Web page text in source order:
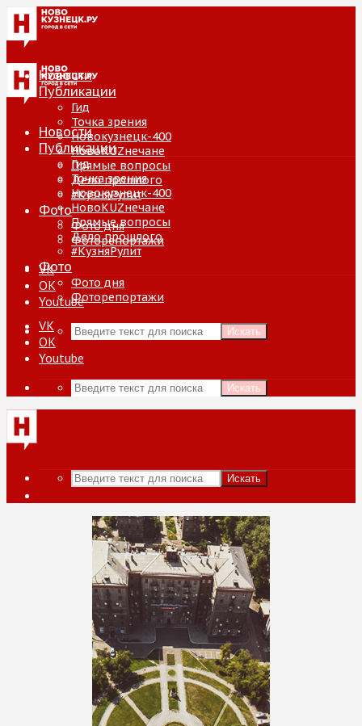
Новости
Публикации
Гид
Точка зрения
Новокузнецк-400
НовоKUZнечане
Прямые вопросы
Дело прошлого
#КузняРулит
Фото
Фото дня
Фоторепортажи
VK
ОК
Youtube
Искать
Новости
Публикации
Гид
Точка зрения
Новокузнецк-400
НовоKUZнечане
Прямые вопросы
Дело прошлого
#КузняРулит
Фото
Фото дня
Фоторепортажи
VK
ОК
Youtube
Искать
Искать